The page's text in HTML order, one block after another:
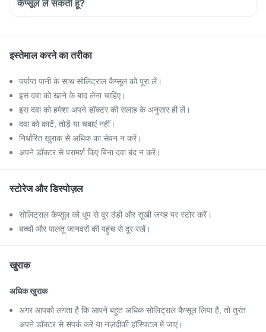
कैप्सूल ले सकती हूं?
इस्तेमाल करने का तरीका
पर्याप्त पानी के साथ सोलिट्राल कैप्सूल को पूरा लें।
इस दवा को खाने के बाद लेना चाहिए।
इस दवा को हमेशा अपने डॉक्टर की सलाह के अनुसार ही लें।
दवा को काटें, तोड़ें या चबाएं नहीं।
निर्धारित खुराक से अधिक का सेवन न करें।
अपने डॉक्टर से परामर्श किए बिना दवा बंद न करें।
स्टोरेज और डिस्पोज़ल
सोलिट्राल कैप्सूल को धूप से दूर ठंडी और सूखी जगह पर स्टोर करें।
बच्चों और पालतू जानवरों की पहुंच से दूर रखें।
खुराक
अधिक खुराक
अगर आपको लगता है कि आपने बहुत अधिक सोलिट्राल कैप्सूल लिया है, तो तुरंत
अपने डॉक्टर से संपर्क करें या नज़दीकी हॉस्पिटल में जाएं।